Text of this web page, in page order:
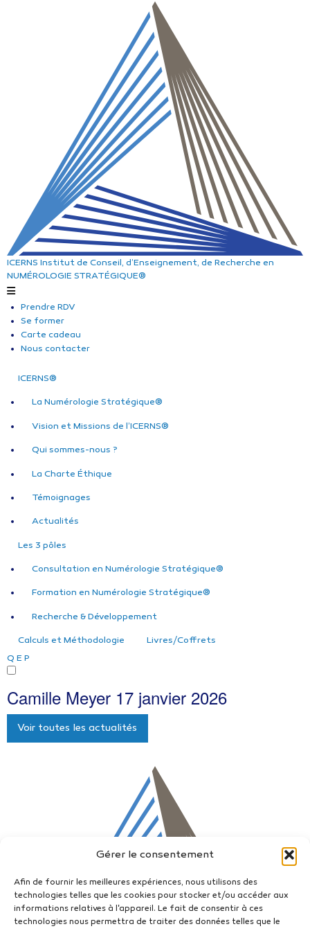
Gérer le consentement
Afin de fournir les meilleures expériences, nous utilisons des
technologies telles que les cookies pour stocker et/ou accéder aux
informations relatives à l'appareil. Le fait de consentir à ces
technologies nous permettra de traiter des données telles que le
ICERNS Institut de Conseil, d’Enseignement, de Recherche en
NUMÉROLOGIE STRATÉGIQUE®
Prendre RDV
Se former
Carte cadeau
Nous contacter
ICERNS®
La Numérologie Stratégique®
Vision et Missions de l’ICERNS®
Qui sommes-nous ?
La Charte Éthique
Témoignages
Actualités
Les 3 pôles
Consultation en Numérologie Stratégique®
Formation en Numérologie Stratégique®
Recherche & Développement
Calculs et Méthodologie
Livres/Coffrets
Q E P
Camille Meyer 17 janvier 2026
Voir toutes les actualités